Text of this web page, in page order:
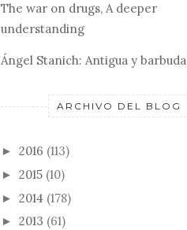
The war on drugs, A deeper
understanding
Ángel Stanich: Antigua y barbuda
ARCHIVO DEL BLOG
► 2016 (113)
► 2015 (10)
► 2014 (178)
► 2013 (61)